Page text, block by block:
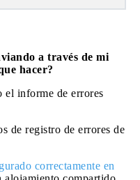
a través de mi
hacer?
el informe de errores
de registro de errores de
correctamente en